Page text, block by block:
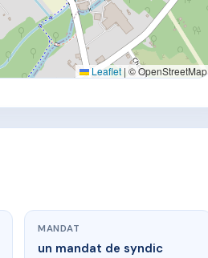
Leaflet | © OpenStreetMap
MANDAT
un mandat de syndic